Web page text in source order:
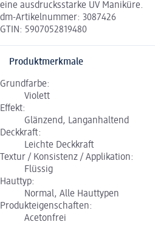
eine ausdrucksstarke UV Maniküre.
dm-Artikelnummer: 3087426
GTIN: 5907052819480
Produktmerkmale
Grundfarbe:
Violett
Effekt:
Glänzend, Langanhaltend
Deckkraft:
Leichte Deckkraft
Textur / Konsistenz / Applikation:
Flüssig
Hauttyp:
Normal, Alle Hauttypen
Produkteigenschaften:
Acetonfrei